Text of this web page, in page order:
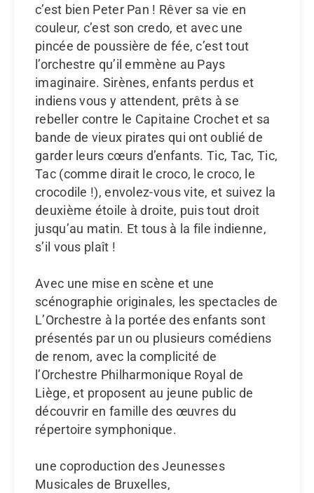
c’est bien Peter Pan ! Rêver sa vie en
couleur, c’est son credo, et avec une
pincée de poussière de fée, c’est tout
l’orchestre qu’il emmène au Pays
imaginaire. Sirènes, enfants perdus et
indiens vous y attendent, prêts à se
rebeller contre le Capitaine Crochet et sa
bande de vieux pirates qui ont oublié de
garder leurs cœurs d’enfants. Tic, Tac, Tic,
Tac (comme dirait le croco, le croco, le
crocodile !), envolez-vous vite, et suivez la
deuxième étoile à droite, puis tout droit
jusqu’au matin. Et tous à la file indienne,
s’il vous plaît !
Avec une mise en scène et une
scénographie originales, les spectacles de
L’Orchestre à la portée des enfants sont
présentés par un ou plusieurs comédiens
de renom, avec la complicité de
l’Orchestre Philharmonique Royal de
Liège, et proposent au jeune public de
découvrir en famille des œuvres du
répertoire symphonique.
une coproduction des Jeunesses
Musicales de Bruxelles,